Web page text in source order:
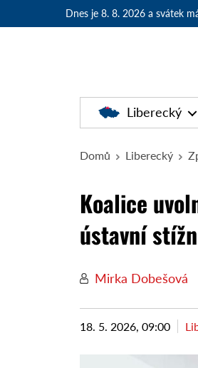
Dnes je 8. 8. 2026 a svátek
Liberecký
Domů Liberecký
Koalice
ústavní
Mirka Dobešová
18. 5. 2026, 09:00